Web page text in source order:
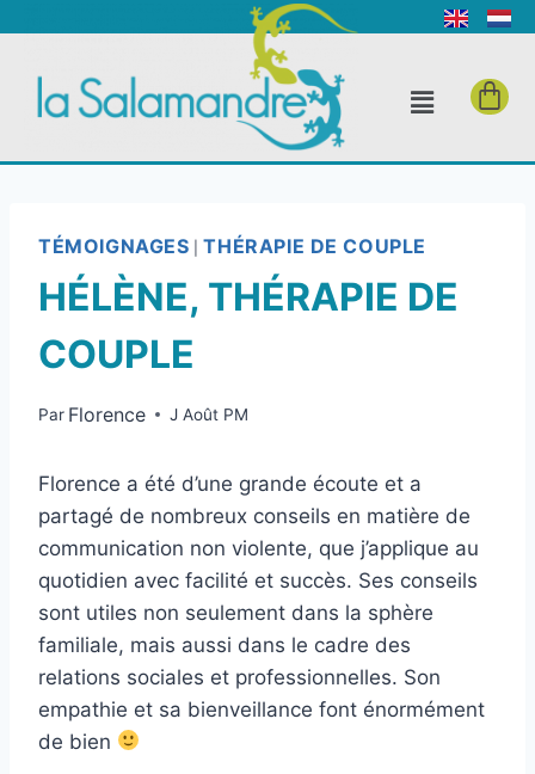
TÉMOIGNAGES |THÉRAPIE DE COUPLE
HÉLÈNE, THÉRAPIE DE
COUPLE
Par Florence J Août PM
Florence a été d’une grande écoute et a
partagé de nombreux conseils en matière de
communication non violente, que j’applique au
quotidien avec facilité et succès. Ses conseils
sont utiles non seulement dans la sphère
familiale, mais aussi dans le cadre des
relations sociales et professionnelles. Son
empathie et sa bienveillance font énormément
de bien